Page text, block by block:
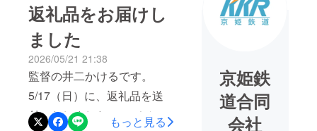
返礼品をお届けし
ました
2026/05/21 21:38
監督の井二かけるです。
5/17（日）に、返礼品を送
付いたしました。（デジタ
もっと見る
京姫鉄
道合同
会社